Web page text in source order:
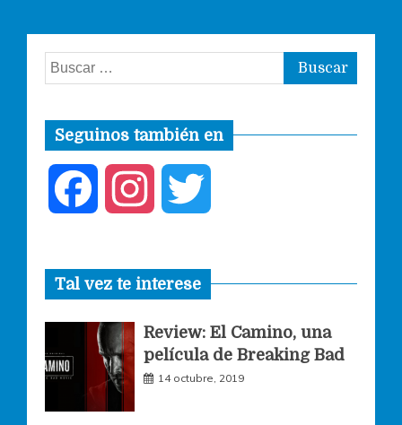
Buscar:
Seguinos también en
c
e
b
s
t
a
i
t
t
Tal vez te interese
Review: El Camino, una
película de Breaking Bad
14 octubre, 2019